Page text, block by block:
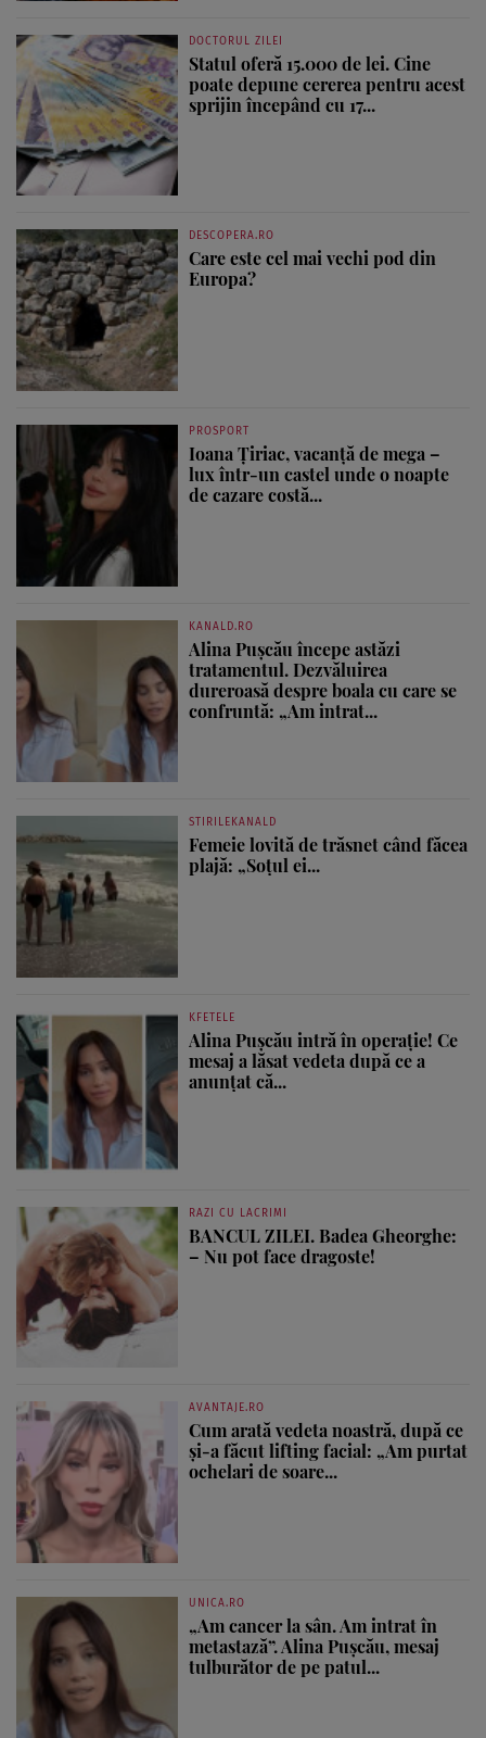
DOCTORUL ZILEI
Statul oferă 15.000 de lei. Cine
poate depune cererea pentru acest
sprijin începând cu 17...
DESCOPERA.RO
Care este cel mai vechi pod din
Europa?
PROSPORT
Ioana Țiriac, vacanță de mega –
lux într-un castel unde o noapte
de cazare costă...
KANALD.RO
Alina Pușcău începe astăzi
tratamentul. Dezvăluirea
dureroasă despre boala cu care se
confruntă: „Am intrat...
STIRILEKANALD
Femeie lovită de trăsnet când făcea
plajă: „Soțul ei...
KFETELE
Alina Pușcău intră în operație! Ce
mesaj a lăsat vedeta după ce a
anunțat că...
RAZI CU LACRIMI
BANCUL ZILEI. Badea Gheorghe:
– Nu pot face dragoste!
AVANTAJE.RO
Cum arată vedeta noastră, după ce
și-a făcut lifting facial: „Am purtat
ochelari de soare...
UNICA.RO
„Am cancer la sân. Am intrat în
metastază”. Alina Pușcău, mesaj
tulburător de pe patul...